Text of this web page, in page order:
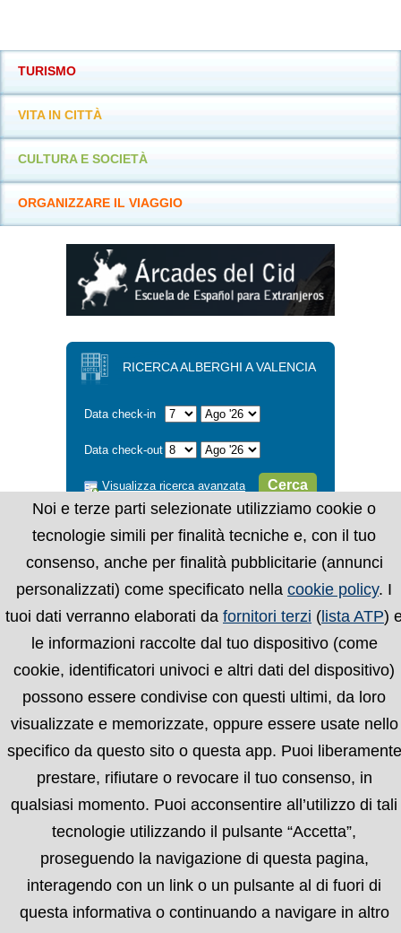
TURISMO
VITA IN CITTÀ
CULTURA E SOCIETÀ
ORGANIZZARE IL VIAGGIO
RICERCA ALBERGHI A VALENCIA
Data check-in
Data check-out
Visualizza ricerca avanzata Cerca
Chi siamo Condizioni Privacy Policy
Cookie
Policy
© 2008-2026 Valencia.it | tutti i diritti riservati |
P.IVA: 05722610481
Noi e terze parti selezionate utilizziamo cookie o
tecnologie simili per finalità tecniche e, con il tuo
consenso, anche per finalità pubblicitarie (annunci
personalizzati) come specificato nella cookie policy. I
tuoi dati verranno elaborati da fornitori terzi ( lista ATP)
le informazioni raccolte dal tuo dispositivo (come
cookie, identificatori univoci e altri dati del dispositivo)
possono essere condivise con questi ultimi, da loro
visualizzate e memorizzate, oppure essere usate nello
specifico da questo sito o questa app. Puoi liberamente
prestare, rifiutare o revocare il tuo consenso, in
qualsiasi momento. Puoi acconsentire all’utilizzo di tali
tecnologie utilizzando il pulsante “Accetta”,
proseguendo la navigazione di questa pagina,
interagendo con un link o un pulsante al di fuori di
questa informativa o continuando a navigare in altro